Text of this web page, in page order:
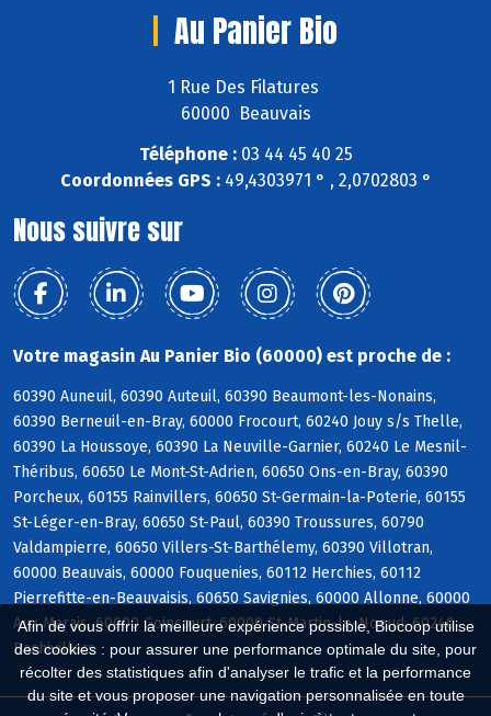
Afin de vous offrir la meilleure expérience possible, Biocoop utilise
des cookies : pour assurer une performance optimale du site, pour
récolter des statistiques afin d'analyser le trafic et la performance
du site et vous proposer une navigation personnalisée en toute
Au Panier Bio
1 Rue Des Filatures
60000 Beauvais
Téléphone :03 44 45 40 25
Coordonnées GPS :49,4303971 ° , 2,0702803 °
Nous suivre sur
Votre magasin Au Panier Bio (60000) est proche de :
60390 Auneuil, 60390 Auteuil, 60390 Beaumont-les-Nonains,
60390 Berneuil-en-Bray, 60000 Frocourt, 60240 Jouy s/s Thelle,
60390 La Houssoye, 60390 La Neuville-Garnier, 60240 Le Mesnil-
Théribus, 60650 Le Mont-St-Adrien, 60650 Ons-en-Bray, 60390
Porcheux, 60155 Rainvillers, 60650 St-Germain-la-Poterie, 60155
St-Léger-en-Bray, 60650 St-Paul, 60390 Troussures, 60790
Valdampierre, 60650 Villers-St-Barthélemy, 60390 Villotran,
60000 Beauvais, 60000 Fouquenies, 60112 Herchies, 60112
Pierrefitte-en-Beauvaisis, 60650 Savignies, 60000 Allonne, 60000
Aux Marais, 60000 Goincourt, 60000 St-Martin-le-Noeud, 60240
Bachivillers